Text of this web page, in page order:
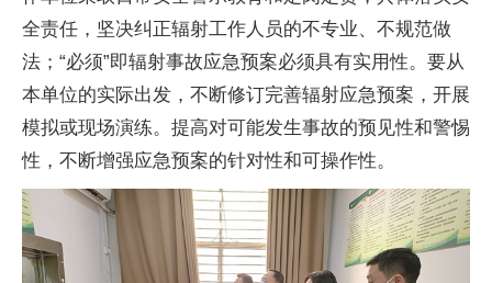
全责任，坚决纠正辐射工作人员的不专业、不规范做
法；“必须”即辐射事故应急预案必须具有实用性。要从
本单位的实际出发，不断修订完善辐射应急预案，开展
模拟或现场演练。提高对可能发生事故的预见性和警惕
性，不断增强应急预案的针对性和可操作性。